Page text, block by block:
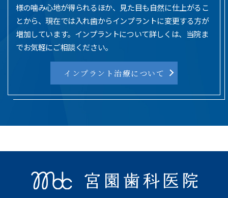
様の噛み心地が得られるほか、見た目も自然に仕上がるこ
とから、現在では入れ歯からインプラントに変更する方が
増加しています。インプラントについて詳しくは、当院ま
でお気軽にご相談ください。
インプラント治療について